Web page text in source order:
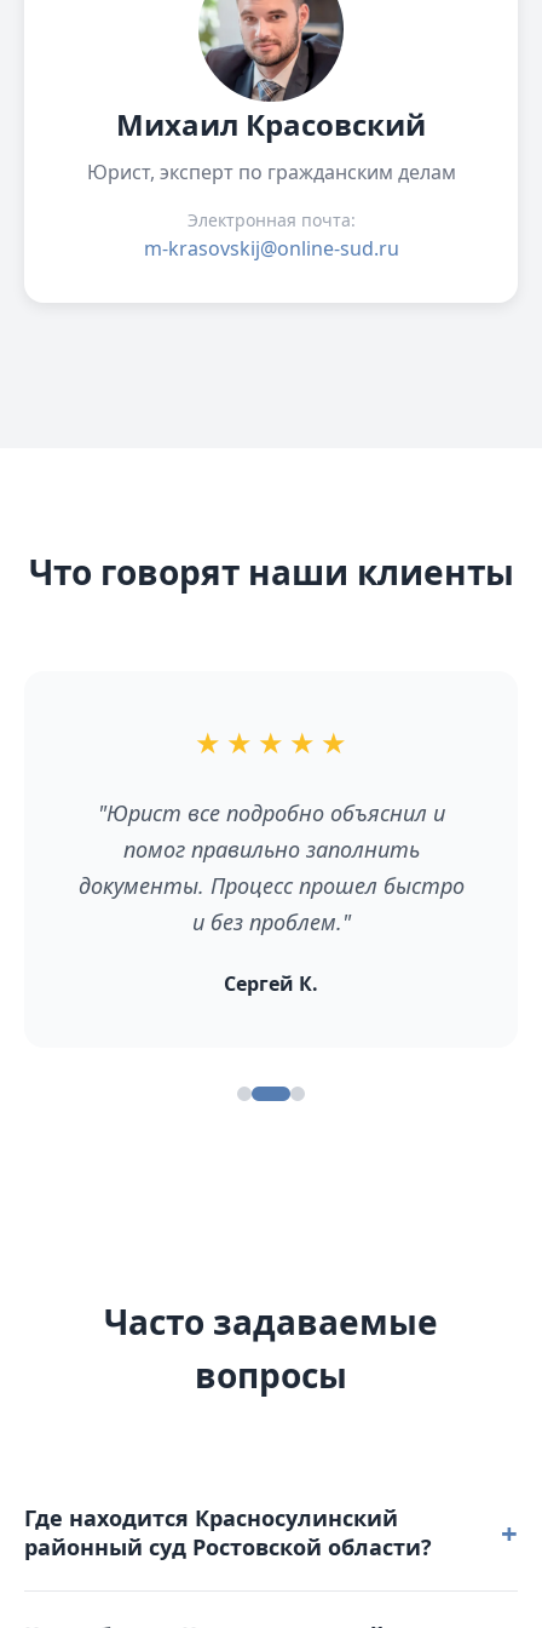
Михаил Красовский
Юрист, эксперт по гражданским делам
Электронная почта:
m-krasovskij@online-sud.ru
Что говорят наши клиенты
★ ★ ★ ★ ★
"Юрист все подробно объяснил и
помог правильно заполнить
документы. Процесс прошел быстро
и без проблем."
Сергей К.
Часто задаваемые
вопросы
Где находится Красносулинский
районный суд Ростовской области?
+